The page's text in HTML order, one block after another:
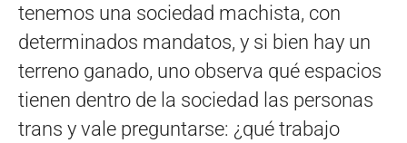
tenemos una sociedad machista, con
determinados mandatos, y si bien hay un
terreno ganado, uno observa qué espacios
tienen dentro de la sociedad las personas
trans y vale preguntarse: ¿qué trabajo